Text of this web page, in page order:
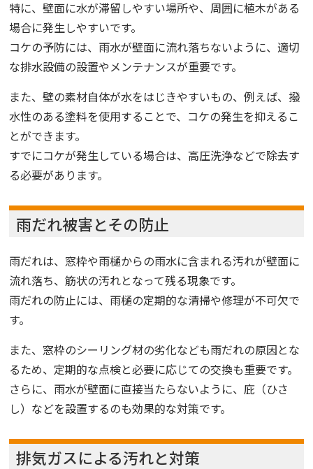
特に、壁面に水が滞留しやすい場所や、周囲に植木がある
場合に発生しやすいです。
コケの予防には、雨水が壁面に流れ落ちないように、適切
な排水設備の設置やメンテナンスが重要です。
また、壁の素材自体が水をはじきやすいもの、例えば、撥
水性のある塗料を使用することで、コケの発生を抑えるこ
とができます。
すでにコケが発生している場合は、高圧洗浄などで除去す
る必要があります。
雨だれ被害とその防止
雨だれは、窓枠や雨樋からの雨水に含まれる汚れが壁面に
流れ落ち、筋状の汚れとなって残る現象です。
雨だれの防止には、雨樋の定期的な清掃や修理が不可欠で
す。
また、窓枠のシーリング材の劣化なども雨だれの原因とな
るため、定期的な点検と必要に応じての交換も重要です。
さらに、雨水が壁面に直接当たらないように、庇（ひさ
し）などを設置するのも効果的な対策です。
排気ガスによる汚れと対策